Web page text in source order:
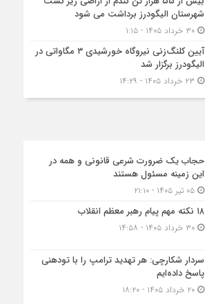
شهرستان الیگودرز برداشت می شود
۳۰ خرداد ۱۴۰۵ - ۱:۱۵
آیین کلنگ‌زنی نیروگاه خورشیدی ۳ مگاواتی در
الیگودرز برگزار شد
حجاب یک ضرورت شرعی قانونی و همه در
این زمینه مسئول هستند
۰۵ تیر ۱۴۰۵ - ۲۱:۱۰
۱۸ نکته مهم پیام رهبر معظم انقلاب
۳۰ خرداد ۱۴۰۵ - ۱۴:۵۸
سردار شکارچی: هر تهدید ترامپ را با تودهنی
پاسخ داده‌ایم
۲۰ خرداد ۱۴۰۵ - ۱۸:۲۰